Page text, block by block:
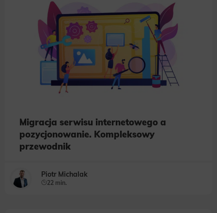
Migracja serwisu internetowego a
pozycjonowanie. Kompleksowy
przewodnik
Piotr Michalak
22 min.